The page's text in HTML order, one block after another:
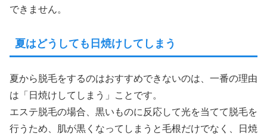
できません。
夏はどうしても日焼けしてしまう
夏から脱毛をするのはおすすめできないのは、一番の理由
は「日焼けしてしまう」ことです。
エステ脱毛の場合、黒いものに反応して光を当てて脱毛を
行うため、肌が黒くなってしまうと毛根だけでなく、日焼